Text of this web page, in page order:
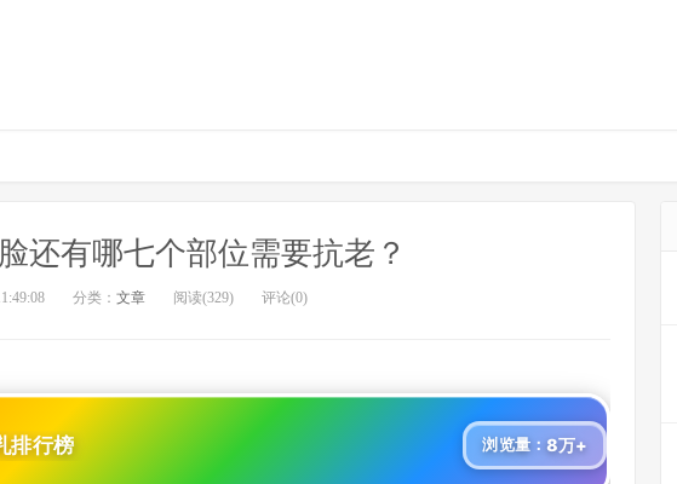
还有哪七个部位需要抗老？
分类： 文章 阅读(329) 评论(0)
排行榜 浏览量： 8万+